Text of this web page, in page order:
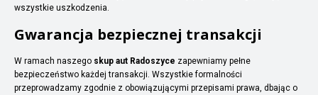
wszystkie uszkodzenia.
Gwarancja bezpiecznej transakcji
W ramach naszego skup aut Radoszyce zapewniamy pełne
bezpieczeństwo każdej transakcji. Wszystkie formalności
przeprowadzamy zgodnie z obowiązującymi przepisami prawa, dbając o